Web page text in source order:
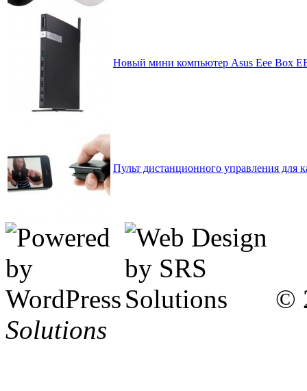
Новый мини компьютер Asus Eee Box
Пульт дистанционного управления для
©
Solutions